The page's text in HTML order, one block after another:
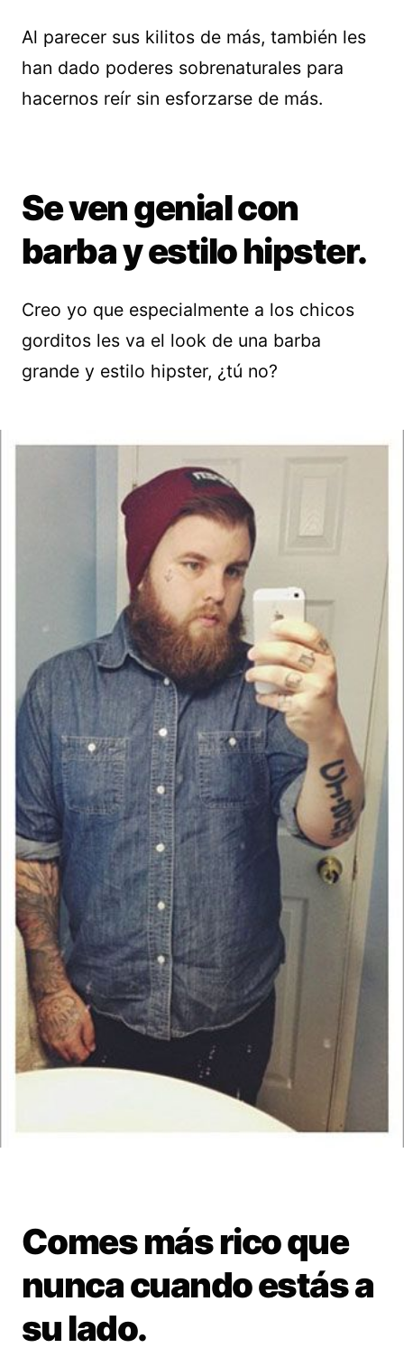
Al parecer sus kilitos de más, también les
han dado poderes sobrenaturales para
hacernos reír sin esforzarse de más.
Se ven genial con
barba y estilo hipster.
Creo yo que especialmente a los chicos
gorditos les va el look de una barba
grande y estilo hipster, ¿tú no?
Comes más rico que
nunca cuando estás a
su lado.